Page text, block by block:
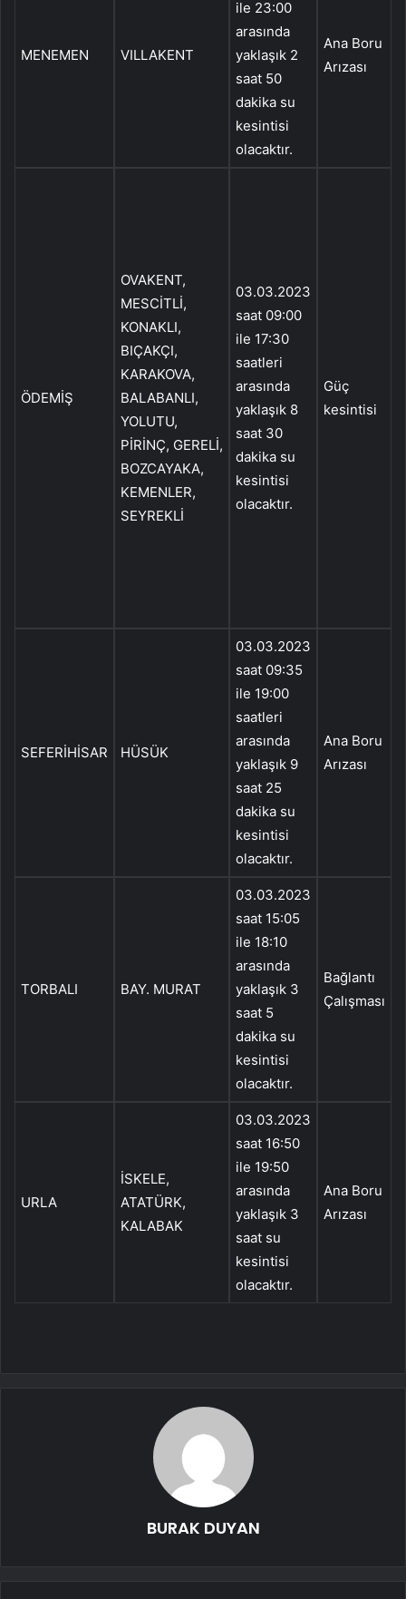
MENEMEN VILLAKENT
ile 23:00
arasında
yaklaşık 2
saat 50
dakika su
kesintisi
olacaktır.
Ana Boru
Arızası
ÖDEMİŞ
OVAKENT,
MESCİTLİ,
KONAKLI,
BIÇAKÇI,
KARAKOVA,
BALABANLI,
YOLUTU,
PİRİNÇ, GERELİ,
BOZCAYAKA,
KEMENLER,
SEYREKLİ
03.03.2023
saat 09:00
ile 17:30
saatleri
arasında
yaklaşık 8
saat 30
dakika su
kesintisi
olacaktır.
Güç
kesintisi
SEFERİHİSAR HÜSÜK
03.03.2023
saat 09:35
ile 19:00
saatleri
arasında
yaklaşık 9
saat 25
dakika su
kesintisi
olacaktır.
Ana Boru
Arızası
TORBALI BAY. MURAT
03.03.2023
saat 15:05
ile 18:10
arasında
yaklaşık 3
saat 5
dakika su
kesintisi
olacaktır.
Bağlantı
Çalışması
URLA
İSKELE,
ATATÜRK,
KALABAK
03.03.2023
saat 16:50
ile 19:50
arasında
yaklaşık 3
saat su
kesintisi
olacaktır.
Ana Boru
Arızası
BURAK DUYAN